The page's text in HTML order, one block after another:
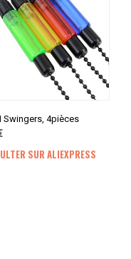
Swingers, 4pièces
SUR ALIEXPRESS